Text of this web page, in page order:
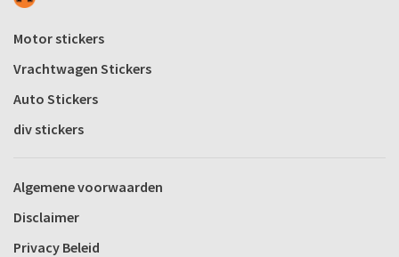
Motor stickers
Vrachtwagen Stickers
Auto Stickers
div stickers
Algemene voorwaarden
Disclaimer
Privacy Beleid